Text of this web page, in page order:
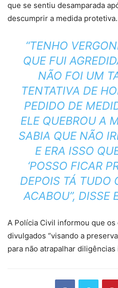
que se sentiu desamparada
descumprir a medida protetiva.
“TENHO
QUE FUI
NÃO FOI UM
TENTATIVA DE
PEDIDO DE
ELE QUEBROU A
SABIA QUE NÃO
E ERA ISSO
‘POSSO FICAR
DEPOIS TÁ TUDO
ACABOU”, DISSE
A Polícia Civil informou que
divulgados “visando a
para não atrapalhar diligências